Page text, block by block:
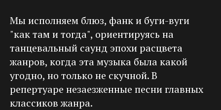
Мы исполняем блюз, фанк и буги-вуги
"как там и тогда", ориентируясь на
танцевальный саунд эпохи расцвета
жанров, когда эта музыка была какой
угодно, но только не скучной. В
репертуаре незаезженные песни главных
классиков жанра.